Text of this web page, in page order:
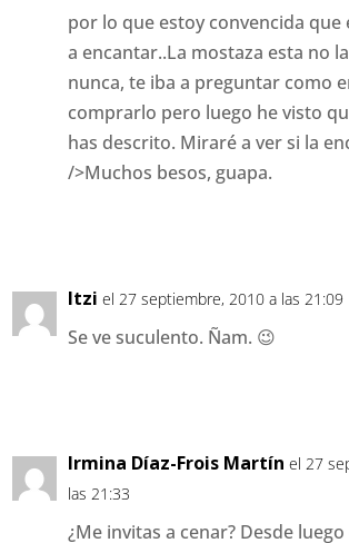
por lo que estoy convencida que
a encantar..La mostaza esta no
nunca, te iba a preguntar como
comprarlo pero luego he visto
has descrito. Miraré a ver si la
/>Muchos besos, guapa.
Itzi el 27 septiembre, 2010 a las 21:09
Se ve suculento. Ñam. 😉
Irmina Díaz-Frois Martín el 27
las 21:33
¿Me invitas a cenar? Desde